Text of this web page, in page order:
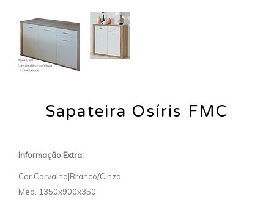
Sapateira Osíris FMC
Informação Extra:
Cor Carvalho|Branco/Cinza
Med. 1350x900x350